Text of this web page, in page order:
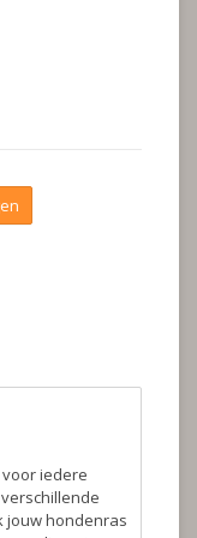
iedere
jouw hondenras